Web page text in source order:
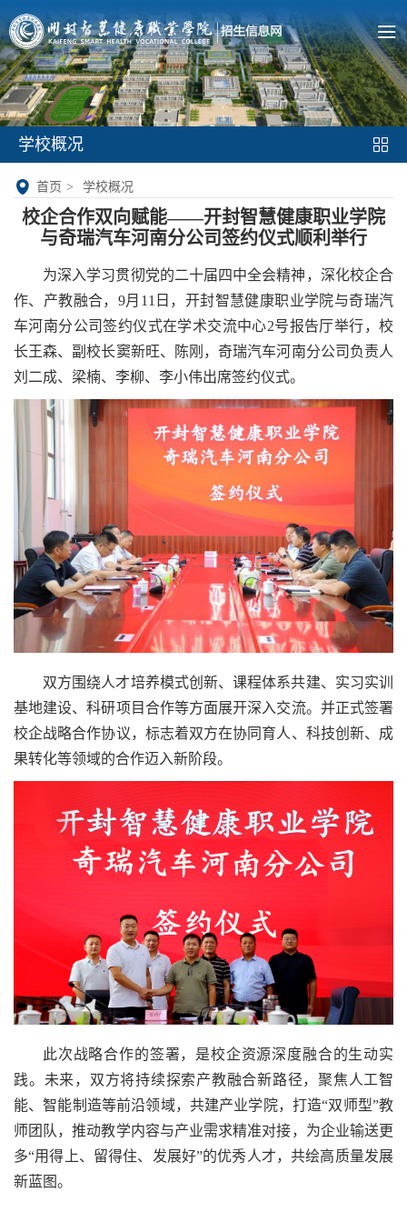
学校概况
首页 > 学校概况
校企合作双向赋能——开封智慧健康职业学院
与奇瑞汽车河南分公司签约仪式顺利举行
为深入学习贯彻党的二十届四中全会精神，深化校企合
作、产教融合，9月11日，开封智慧健康职业学院与奇瑞汽
车河南分公司签约仪式在学术交流中心2号报告厅举行，校
长王森、副校长窦新旺、陈刚，奇瑞汽车河南分公司负责人
刘二成、梁楠、李柳、李小伟出席签约仪式。
双方围绕人才培养模式创新、课程体系共建、实习实训
基地建设、科研项目合作等方面展开深入交流。并正式签署
校企战略合作协议，标志着双方在协同育人、科技创新、成
果转化等领域的合作迈入新阶段。
此次战略合作的签署，是校企资源深度融合的生动实
践。未来，双方将持续探索产教融合新路径，聚焦人工智
能、智能制造等前沿领域，共建产业学院，打造“双师型”教
师团队，推动教学内容与产业需求精准对接，为企业输送更
多“用得上、留得住、发展好”的优秀人才，共绘高质量发展
新蓝图。